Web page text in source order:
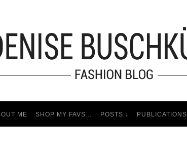
ME SHOP MY FAVS… POSTS ↓ PUBLICATIONS